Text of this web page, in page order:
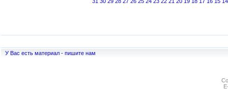
У Вас есть материал - пишите нам